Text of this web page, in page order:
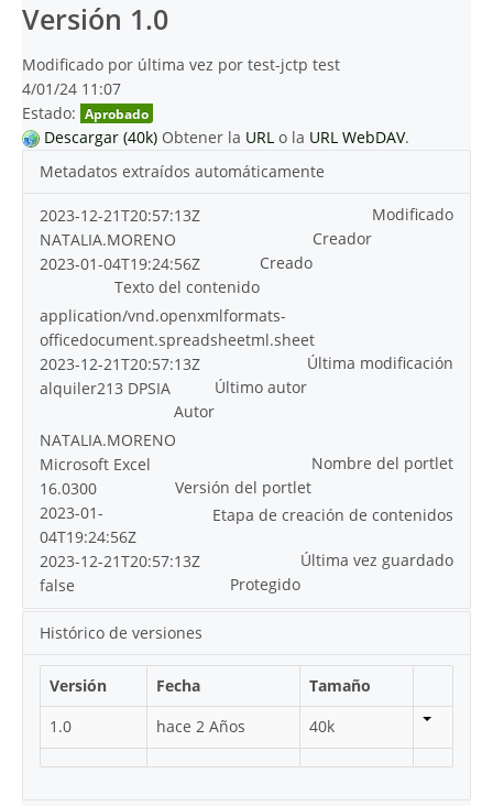
Versión 1.0
Modificado por última vez por test-jctp test
4/01/24 11:07
Estado: Aprobado
Descargar (40k) Obtener la URL o la URL WebDAV.
Metadatos extraídos automáticamente
Modificado
2023-12-21T20:57:13Z
Creador
NATALIA.MORENO
Creado
2023-01-04T19:24:56Z
Texto del contenido
application/vnd.openxmlformats-
officedocument.spreadsheetml.sheet
Última modificación
2023-12-21T20:57:13Z
Último autor
alquiler213 DPSIA
Autor
NATALIA.MORENO
Nombre del portlet
Microsoft Excel
Versión del portlet
16.0300
Etapa de creación de contenidos
2023-01-
04T19:24:56Z
Última vez guardado
2023-12-21T20:57:13Z
Protegido
false
Histórico de versiones
Versión Fecha
Tamaño
1.0
hace 2 Años 40k